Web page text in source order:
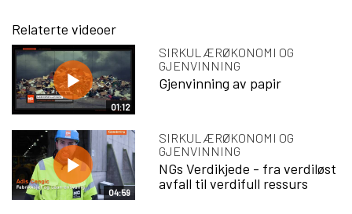
Relaterte videoer
01:12
SIRKULÆRØKONOMI OG
GJENVINNING
Gjenvinning av papir
04:59
SIRKULÆRØKONOMI OG
GJENVINNING
NGs Verdikjede - fra verdiløst
avfall til verdifull ressurs